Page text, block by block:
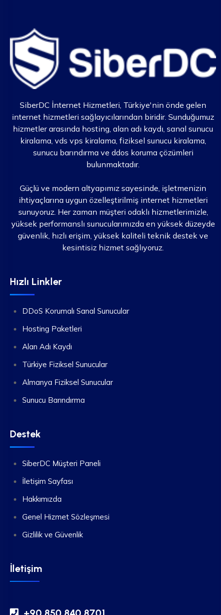
SiberDC İnternet Hizmetleri, Türkiye'nin önde gelen
internet hizmetleri sağlayıcılarından biridir. Sunduğumuz
hizmetler arasında hosting, alan adı kaydı, sanal sunucu
kiralama, vds vps kiralama, fiziksel sunucu kiralama,
sunucu barındırma ve ddos koruma çözümleri
bulunmaktadır.
Güçlü ve modern altyapımız sayesinde, işletmenizin
ihtiyaçlarına uygun özelleştirilmiş internet hizmetleri
sunuyoruz. Her zaman müşteri odaklı hizmetlerimizle,
yüksek performanslı sunucularımızda en yüksek düzeyde
güvenlik, hızlı erişim, yüksek kaliteli teknik destek ve
kesintisiz hizmet sağlıyoruz.
Hızlı Linkler
DDoS Korumalı Sanal Sunucular
Hosting Paketleri
Alan Adı Kaydı
Türkiye Fiziksel Sunucular
Almanya Fiziksel Sunucular
Sunucu Barındırma
Destek
SiberDC Müşteri Paneli
İletişim Sayfası
Hakkımızda
Genel Hizmet Sözleşmesi
Gizlilik ve Güvenlik
İletişim